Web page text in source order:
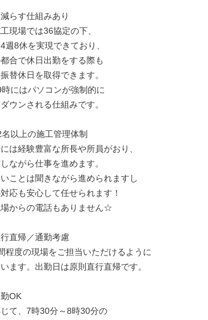
らす仕組みあり
現場では36協定の下、
週8休を実現できており、
合で休日出勤をする際も
替休日を取得できます。
時にはパソコンが強制的に
ウンされる仕組みです。
以上の施工管理体制
は経験豊富な所長や所員がおり、
ながら仕事を進めます。
ことは聞きながら進められますし
応も安心して任せられます！
からの電話もありません☆
直帰／通勤考慮
程度の現場をご担当いただけるように
ます。出勤日は原則直行直帰です。
OK
て、7時30分～8時30分の